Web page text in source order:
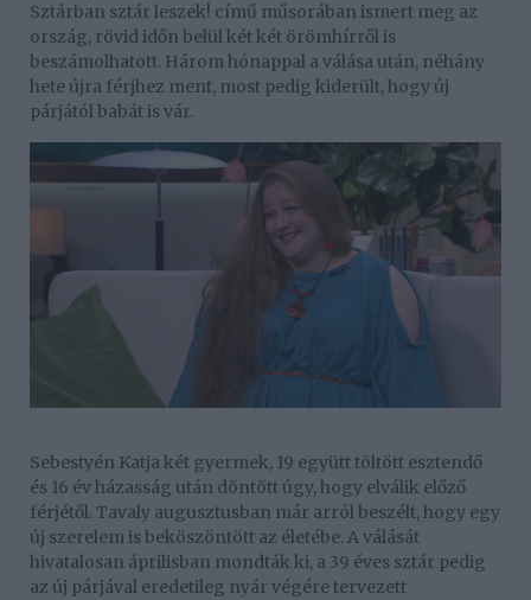
Sztárban sztár leszek! című műsorában ismert meg az
ország, rövid időn belül két két örömhírről is
beszámolhatott. Három hónappal a válása után, néhány
hete újra férjhez ment, most pedig kiderült, hogy új
párjától babát is vár.
Sebestyén Katja két gyermek, 19 együtt töltött esztendő
és 16 év házasság után döntött úgy, hogy elválik előző
férjétől. Tavaly augusztusban már arról beszélt, hogy egy
új szerelem is beköszöntött az életébe. A válását
hivatalosan áprilisban mondták ki, a 39 éves sztár pedig
az új párjával eredetileg nyár végére tervezett